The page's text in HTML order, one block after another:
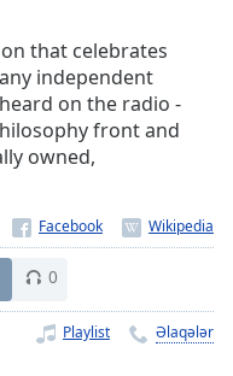
that celebrates
independent
on the radio -
front and
owned,
0
Playlist Əlaqələr